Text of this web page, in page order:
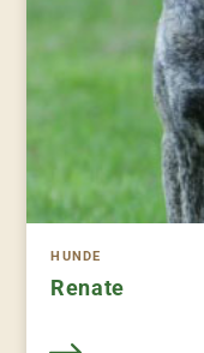
HUNDE
Renate